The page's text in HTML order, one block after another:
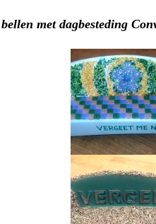
met dagbesteding